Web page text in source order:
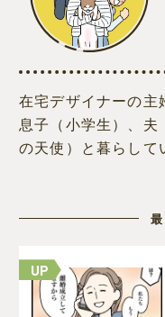
在宅デザイナーの主
息子（小学生）、夫
の天使）と暮らして